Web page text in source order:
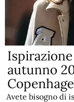
autunno
Avete bisogno di